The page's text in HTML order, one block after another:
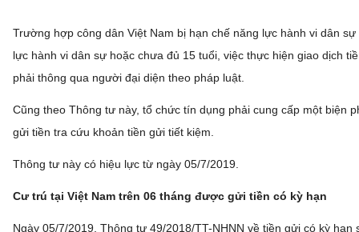
Trường hợp công dân Việt Nam bị hạn chế năng lực hành vi dân
lực hành vi dân sự hoặc chưa đủ 15 tuổi, việc thực hiện giao dịch
phải thông qua người đại diện theo pháp luật.
Cũng theo Thông tư này, tổ chức tín dụng phải cung cấp một biện
gửi tiền tra cứu khoản tiền gửi tiết kiệm.
Thông tư này có hiệu lực từ ngày 05/7/2019.
Cư trú tại Việt Nam trên 06 tháng được gửi tiền có kỳ hạn
Ngày 05/7/2019, Thông tư 49/2018/TT-NHNN về tiền gửi có kỳ hạn